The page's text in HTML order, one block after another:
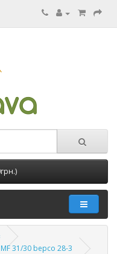
31/30 bepco 28-3